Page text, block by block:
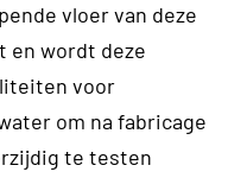
vloer van deze
en wordt deze
voor
om na fabricage
te testen